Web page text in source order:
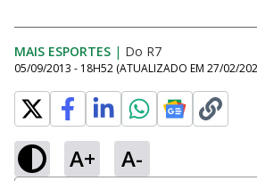
MAIS ESPORTES | Do R7
05/09/2013 - 18H52 (ATUALIZADO EM 27/02/
A+ A-